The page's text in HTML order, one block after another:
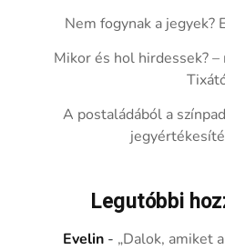
Nem fogynak a jegyek?
Mikor és hol hirdessek?
A postaládából a
Legutóbbi
Evelin - „Dalok, amiket